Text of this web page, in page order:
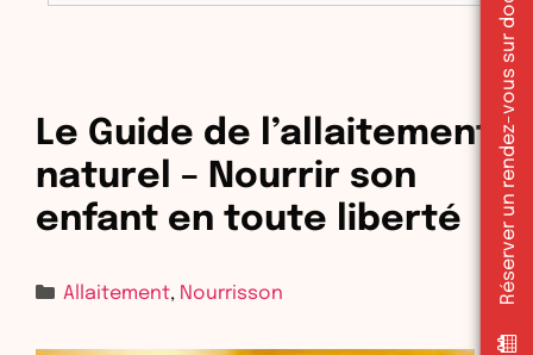
Le Guide de l’allaitement
naturel – Nourrir son
enfant en toute liberté
Allaitement, Nourrisson Réserver un rendez-vous sur doctolib